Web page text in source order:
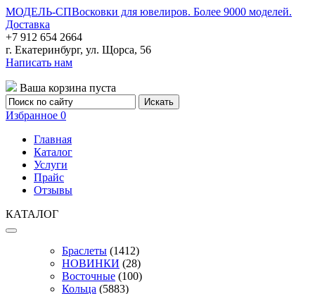
МОДЕЛЬ-СПВосковки для ювелиров. Более 9000 моделей.
Доставка
+7 912 654 2664
г. Екатеринбург, ул. Щорса, 56
Написать нам
Ваша корзина пуста
Избранное 0
Главная
Каталог
Услуги
Прайс
Отзывы
КАТАЛОГ
Браслеты (1412)
НОВИНКИ (28)
Восточные (100)
Кольца (5883)